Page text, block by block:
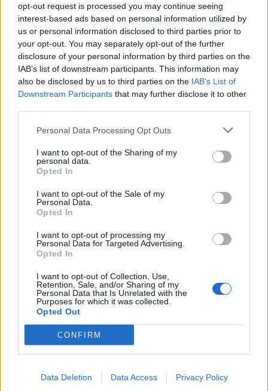
opt-out request is processed you may continue seeing
interest-based ads based on personal information utilized by
us or personal information disclosed to third parties prior to
your opt-out. You may separately opt-out of the further
disclosure of your personal information by third parties on the
IAB’s list of downstream participants. This information may
also be disclosed by us to third parties on the IAB’s List of
Downstream Participants that may further disclose it to other
Personal Data Processing Opt Outs
I want to opt-out of the Sharing of my
personal data.
Opted In
I want to opt-out of the Sale of my
Personal Data.
Opted In
I want to opt-out of processing my
Personal Data for Targeted Advertising.
Opted In
I want to opt-out of Collection, Use,
Retention, Sale, and/or Sharing of my
Personal Data that Is Unrelated with the
Purposes for which it was collected.
Opted Out
CONFIRM
Data Deletion Data Access Privacy Policy
Essie Can Dew Attitude 684-Oh My
Beauty
Βρες το εδώ